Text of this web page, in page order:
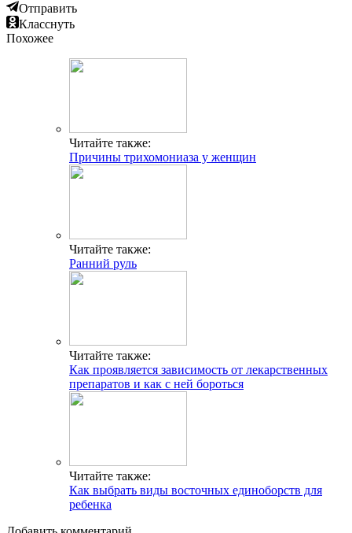
Отправить
Класснуть
Похожее
Читайте также:
Причины трихомониаза у женщин
Читайте также:
Ранний руль
Читайте также:
Как проявляется зависимость от лекарственных
препаратов и как с ней бороться
Читайте также:
Как выбрать виды восточных единоборств для
ребенка